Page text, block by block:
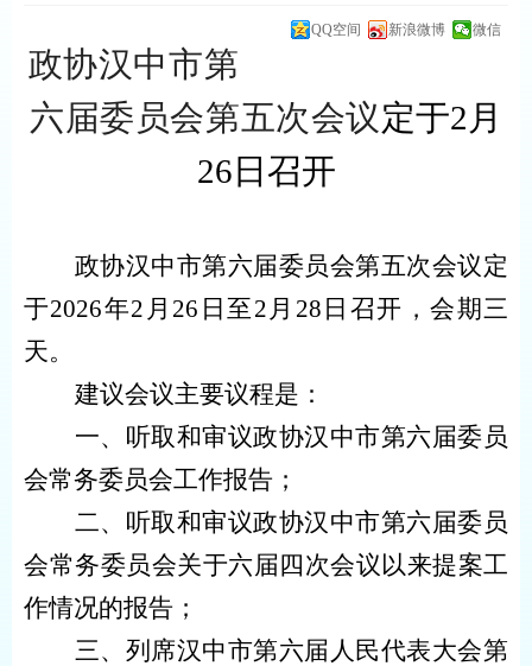
QQ空间 新浪微博 微信
政协汉中市第
六届委员会第五次会议定于2月
26 日召开
政协汉中市第六届委员会第五次会议定
于2026年2月 26 日至2月 28 日召开，会期三
天。
建议会议主要议程是：
一、 听取和审议政协汉中市第六届委员
会常务委员会工作报告；
二、 听取和审议政协汉中市第六届委员
会常务委员会关于六届四次会议以来提案工
作情况的报告；
三、 列席汉中市第六届人民代表大会第